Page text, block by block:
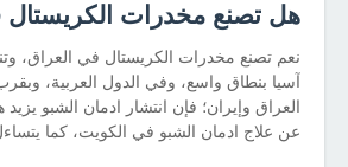
هل تصنع مخدرات الكريستال
نعم تصنع مخدرات الكريستال في العراق،
آسيا بنطاق واسع، وفي الدول العربية،
العراق وإيران؛ فإن انتشار ادمان الشبو
عن علاج ادمان الشبو في الكويت، كما